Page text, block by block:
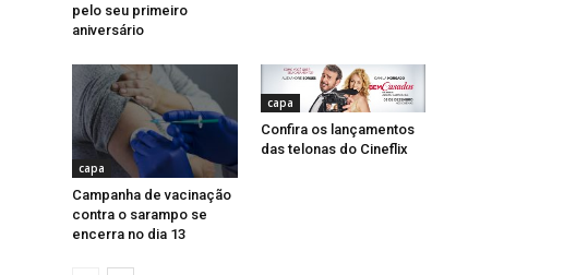
pelo seu primeiro
aniversário
capa
Campanha de vacinação
contra o sarampo se
encerra no dia 13
capa
Confira os lançamentos
das telonas do Cineflix